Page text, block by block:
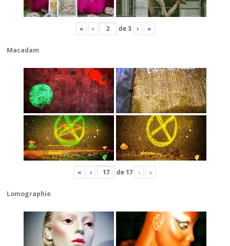
« ‹ de3 › »
Macadam
« ‹ de 17 › »
Lomographie